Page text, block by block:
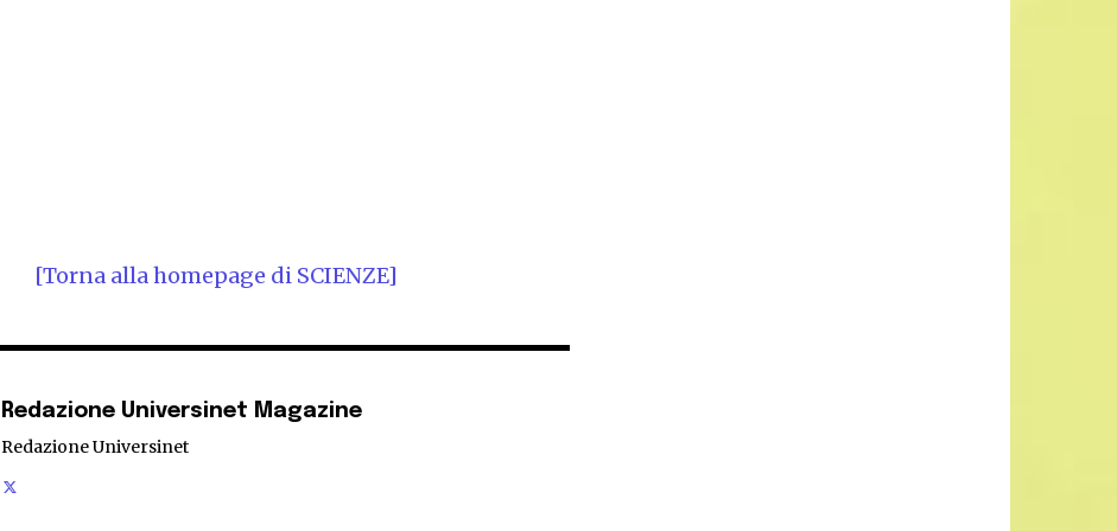
[Torna alla homepage di SCIENZE]
Redazione Universinet Magazine
Redazione Universinet